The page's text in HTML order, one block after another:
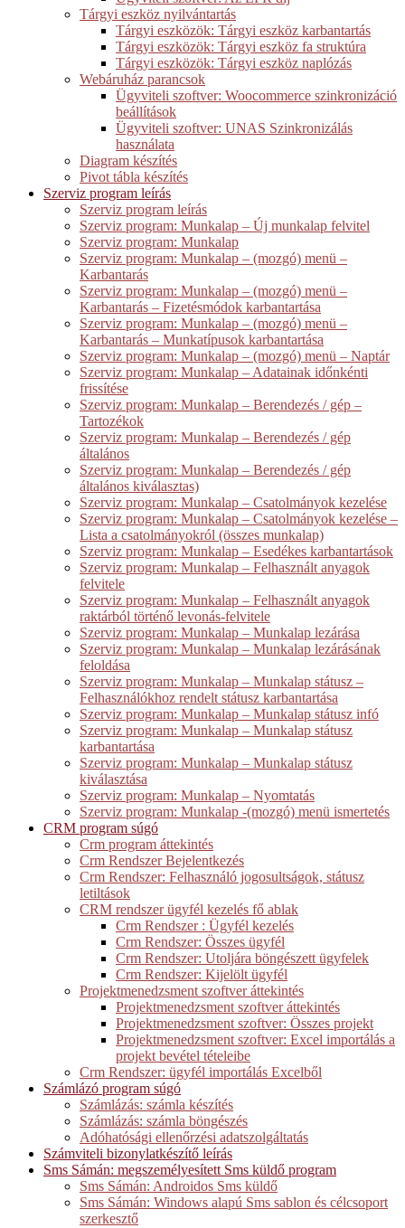
Tárgyi eszköz nyilvántartás
Tárgyi eszközök: Tárgyi eszköz karbantartás
Tárgyi eszközök: Tárgyi eszköz fa struktúra
Tárgyi eszközök: Tárgyi eszköz naplózás
Webáruház parancsok
Ügyviteli szoftver: Woocommerce szinkronizáció
beállítások
Ügyviteli szoftver: UNAS Szinkronizálás
használata
Diagram készítés
Pivot tábla készítés
Szerviz program leírás
Szerviz program leírás
Szerviz program: Munkalap – Új munkalap felvitel
Szerviz program: Munkalap
Szerviz program: Munkalap – (mozgó) menü –
Karbantarás
Szerviz program: Munkalap – (mozgó) menü –
Karbantarás – Fizetésmódok karbantartása
Szerviz program: Munkalap – (mozgó) menü –
Karbantarás – Munkatípusok karbantartása
Szerviz program: Munkalap – (mozgó) menü – Naptár
Szerviz program: Munkalap – Adatainak időnkénti
frissítése
Szerviz program: Munkalap – Berendezés / gép –
Tartozékok
Szerviz program: Munkalap – Berendezés / gép
általános
Szerviz program: Munkalap – Berendezés / gép
általános kiválasztas)
Szerviz program: Munkalap – Csatolmányok kezelése
Szerviz program: Munkalap – Csatolmányok kezelése –
Lista a csatolmányokról (összes munkalap)
Szerviz program: Munkalap – Esedékes karbantartások
Szerviz program: Munkalap – Felhasznált anyagok
felvitele
Szerviz program: Munkalap – Felhasznált anyagok
raktárból történő levonás-felvitele
Szerviz program: Munkalap – Munkalap lezárása
Szerviz program: Munkalap – Munkalap lezárásának
feloldása
Szerviz program: Munkalap – Munkalap státusz –
Felhasználókhoz rendelt státusz karbantartása
Szerviz program: Munkalap – Munkalap státusz infó
Szerviz program: Munkalap – Munkalap státusz
karbantartása
Szerviz program: Munkalap – Munkalap státusz
kiválasztása
Szerviz program: Munkalap – Nyomtatás
Szerviz program: Munkalap -(mozgó) menü ismertetés
CRM program súgó
Crm program áttekintés
Crm Rendszer Bejelentkezés
Crm Rendszer: Felhasználó jogosultságok, státusz
letiltások
CRM rendszer ügyfél kezelés fő ablak
Crm Rendszer : Ügyfél kezelés
Crm Rendszer: Összes ügyfél
Crm Rendszer: Utoljára böngészett ügyfelek
Crm Rendszer: Kijelölt ügyfél
Projektmenedzsment szoftver áttekintés
Projektmenedzsment szoftver áttekintés
Projektmenedzsment szoftver: Összes projekt
Projektmenedzsment szoftver: Excel importálás a
projekt bevétel tételeibe
Crm Rendszer: ügyfél importálás Excelből
Számlázó program súgó
Számlázás: számla készítés
Számlázás: számla böngészés
Adóhatósági ellenőrzési adatszolgáltatás
Számviteli bizonylatkészítő leírás
Sms Sámán: megszemélyesített Sms küldő program
Sms Sámán: Androidos Sms küldő
Sms Sámán: Windows alapú Sms sablon és célcsoport
szerkesztő